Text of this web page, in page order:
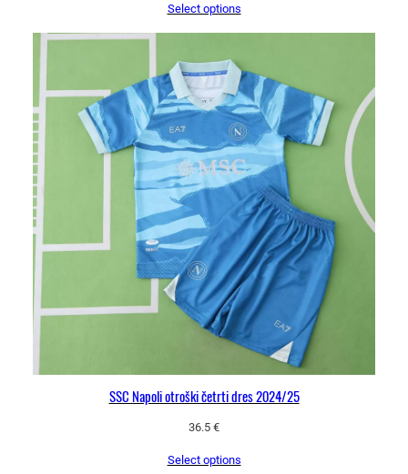
Select options
SSC Napoli otroški četrti dres 2024/25
36.5 €
Select options